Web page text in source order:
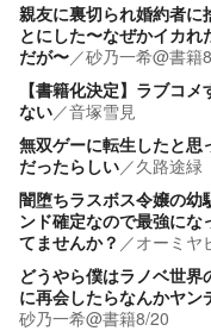
親友に裏切られ婚約者に
とにした〜なぜかイカ
だが〜／砂乃一希@書籍
【書籍化決定】ラブコ
ない／音塚雪見
無双ゲーに転生したと思
だったらしい／久路途緑
闇堕ちラスボス令嬢の幼
ンド確定なので最強に
てませんか？ ／オーミヤ
どうやら僕はラノベ世界
に再会したらなんかヤン
砂乃一希@書籍8/20